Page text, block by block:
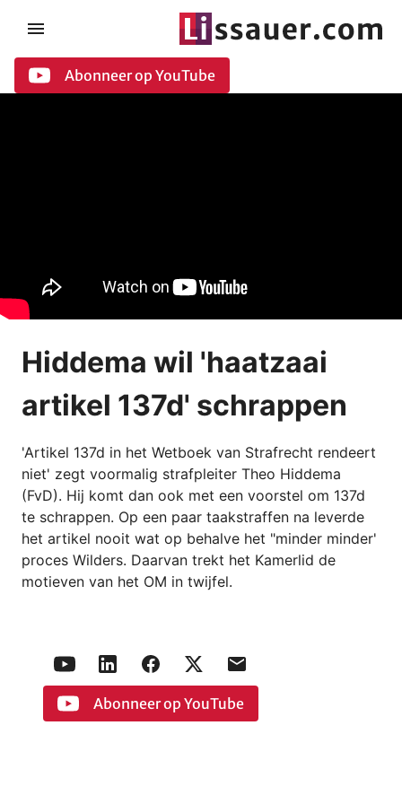
Abonneer op YouTube
Hiddema wil 'haatzaai
artikel 137d' schrappen
'Artikel 137d in het Wetboek van Strafrecht rendeert
niet' zegt voormalig strafpleiter Theo Hiddema
(FvD). Hij komt dan ook met een voorstel om 137d
te schrappen. Op een paar taakstraffen na leverde
het artikel nooit wat op behalve het "minder minder'
proces Wilders. Daarvan trekt het Kamerlid de
motieven van het OM in twijfel.
Abonneer op YouTube